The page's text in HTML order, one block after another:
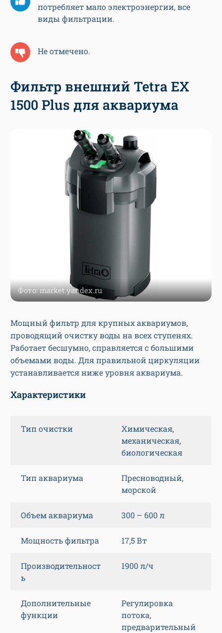
потребляет мало электроэнергии, все
виды фильтрации.
Не отмечено.
Фильтр внешний Tetra EX
1500 Plus для аквариума
Фото: market.yandex.ru
Мощный фильтр для крупных аквариумов,
проводящий очистку воды на всех ступенях.
Работает бесшумно, справляется с большими
объемами воды. Для правильной циркуляции
устанавливается ниже уровня аквариума.
Характеристики
Тип очистки
Химическая,
механическая,
биологическая
Тип аквариума
Пресноводный,
морской
Объем аквариума 300 – 600 л
Мощность фильтра 17,5 Вт
Производительност
ь
1900 л/ч
Дополнительные
функции
Регулировка
потока,
предварительный